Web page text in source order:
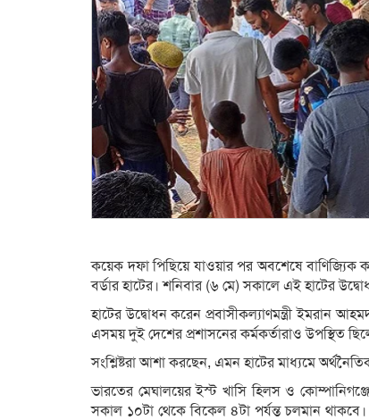
কয়েক দফা পিছিয়ে যাওয়ার পর অবশেষে বাণিজ্যিক
বর্ডার হাটের। শনিবার (৬ মে) সকালে এই হাটের
হাটের উদ্বোধন করেন প্রবাসীকল্যাণমন্ত্রী ইমরান
এসময় দুই দেশের প্রশাসনের কর্মকর্তারাও উপস্থিত
সংশ্লিষ্টরা আশা করছেন, এমন হাটের মাধ্যমে
ভারতের মেঘালয়ের ইস্ট খাসি হিলস ও
সকাল ১০টা থেকে বিকেল ৪টা পর্যন্ত চলমান